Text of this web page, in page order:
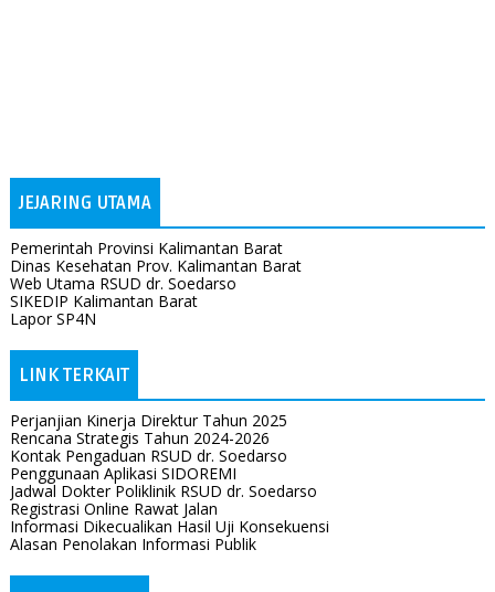
JEJARING UTAMA
Pemerintah Provinsi Kalimantan Barat
Dinas Kesehatan Prov. Kalimantan Barat
Web Utama RSUD dr. Soedarso
SIKEDIP Kalimantan Barat
Lapor SP4N
LINK TERKAIT
Perjanjian Kinerja Direktur Tahun 2025
Rencana Strategis Tahun 2024-2026
Kontak Pengaduan RSUD dr. Soedarso
Penggunaan Aplikasi SIDOREMI
Jadwal Dokter Poliklinik RSUD dr. Soedarso
Registrasi Online Rawat Jalan
Informasi Dikecualikan Hasil Uji Konsekuensi
Alasan Penolakan Informasi Publik